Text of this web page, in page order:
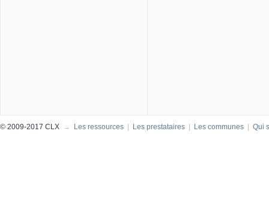
© 2009-2017 CLX → Les ressources | Les prestataires | Les communes | Qui